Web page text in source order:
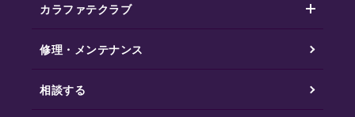
カラファテクラブ
修理・メンテナンス
相談する